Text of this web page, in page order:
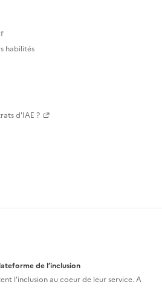
habilités
d'IAE ?
de l’inclusion
l'inclusion aucoeur de leur service. A